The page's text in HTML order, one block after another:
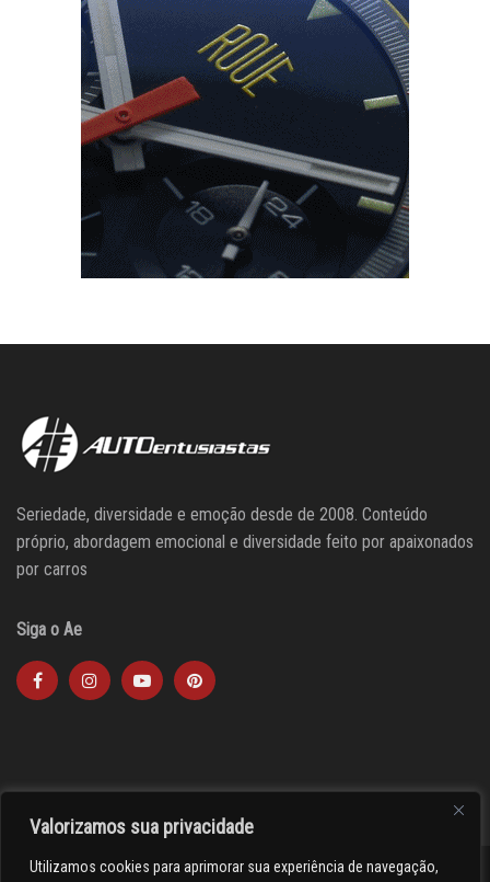
Valorizamos sua privacidade
Utilizamos cookies para aprimorar sua experiência de navegação,
Seriedade, diversidade e emoção desde de 2008. Conteúdo
próprio, abordagem emocional e diversidade feito por apaixonados
por carros
Siga o Ae